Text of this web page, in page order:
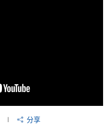
分享